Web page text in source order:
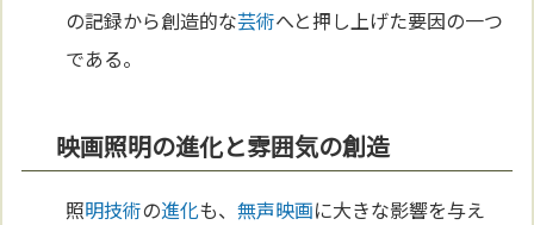
の記録から創造的な芸術へと押し上げた要因の一つ
である。
映画照明の進化と雰囲気の創造
照明技術の進化も、無声映画に大きな影響を与え